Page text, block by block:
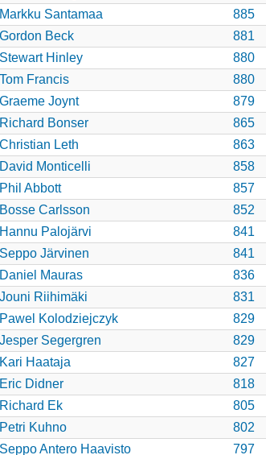
Markku Santamaa 885
Gordon Beck 881
Stewart Hinley 880
Tom Francis 880
Graeme Joynt 879
Richard Bonser 865
Christian Leth 863
David Monticelli 858
Phil Abbott 857
Bosse Carlsson 852
Hannu Palojärvi 841
Seppo Järvinen 841
Daniel Mauras 836
Jouni Riihimäki 831
Pawel Kolodziejczyk 829
Jesper Segergren 829
Kari Haataja 827
Eric Didner 818
Richard Ek 805
Petri Kuhno 802
Seppo Antero Haavisto 797